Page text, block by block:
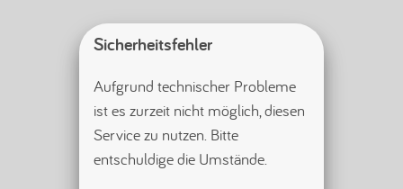
Sicherheitsfehler
Aufgrund technischer Probleme
ist es zurzeit nicht möglich, diesen
Service zu nutzen. Bitte
entschuldige die Umstände.